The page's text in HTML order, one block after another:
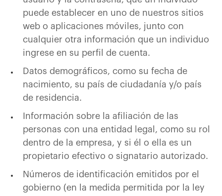
puede establecer en uno de nuestros sitios
web o aplicaciones móviles, junto con
cualquier otra información que un individuo
ingrese en su perfil de cuenta.
Datos demográficos, como su fecha de
nacimiento, su país de ciudadanía y/o país
de residencia.
Información sobre la afiliación de las
personas con una entidad legal, como su rol
dentro de la empresa, y si él o ella es un
propietario efectivo o signatario autorizado.
Números de identificación emitidos por el
gobierno (en la medida permitida por la ley